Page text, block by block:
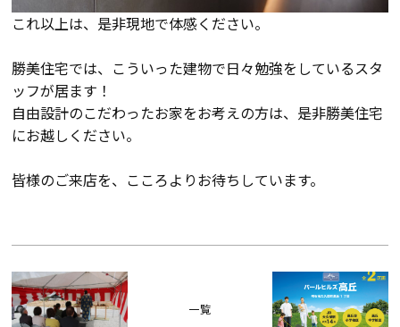
お客様の声
会社案内
経営理念・
会社案内
スタッフ紹介
取り組み
採用情報
家づくりサポート
土地の上手な探し方
これ以上は、是非現地で体感ください。
勝美住宅では、こういった建物で日々勉強をしているスタ
ッフが居ます！
自由設計のこだわったお家をお考えの方は、是非勝美住宅
にお越しください。
皆様のご来店を、こころよりお待ちしています。
一覧